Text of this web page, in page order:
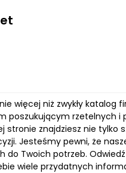
więcej niż zwykły katalog
poszukującym rzetelnych i
stronie znajdziesz nie tylko
Jesteśmy pewni, że
Twoich potrzeb.
wiele przydatnych